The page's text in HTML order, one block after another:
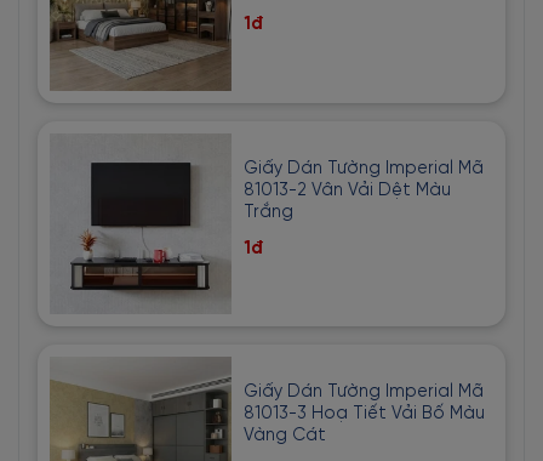
1đ
Giấy Dán Tường Imperial Mã
81013-2 Vân Vải Dệt Màu
Trắng
1đ
Giấy Dán Tường Imperial Mã
81013-3 Hoạ Tiết Vải Bố Màu
Vàng Cát